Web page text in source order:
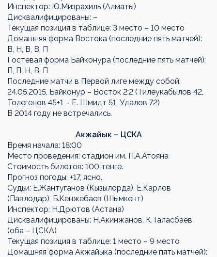
Инспектор: Ю.Мизрахиль (Алматы)
Дисквалифицированы: –
Текущая позиция в таблице: 3 место – 10 место
Домашняя форма Востока (последние пять матчей):
В, Н, В, В, П
Гостевая форма Байконура (последние пять матчей):
П, П, Н, В, П
Последние матчи в Первой лиге между собой:
24.05.2015, Байконур – Восток 2:2 (Тилеукабылов 42,
Толегенов 45+1 – Е. Шмидт 51, Удалов 72)
В 2014 году не встречались.
Акжайык – ЦСКА
Время начала: 18:00
Место проведения: стадион им. П.А.Атояна
Стоимость билетов: 100 тенге.
Прогноз погоды: +17, ясно.
Судьи: Е.Жантуганов (Кызылорда), Е.Карлов
(Павлодар), Б.Кенжебаев (Шымкент)
Инспектор: Н.Дрютов (Астана)
Дисквалифицированы: Н.Акинжанов, К.Таласбаев
(оба – ЦСКА)
Текущая позиция в таблице: 1 место – 9 место
Домашняя форма Акжайыка (последние пять матчей):